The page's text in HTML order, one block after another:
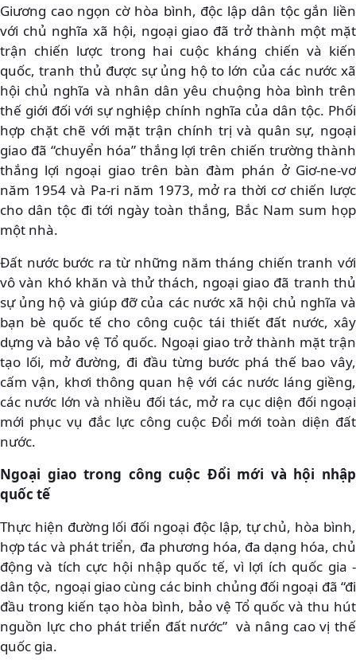
Giương cao ngọn cờ hòa bình, độc lập dân tộc gắn liền
với chủ nghĩa xã hội, ngoại giao đã trở thành một mặt
trận chiến lược trong hai cuộc kháng chiến và kiến
quốc, tranh thủ được sự ủng hộ to lớn của các nước xã
hội chủ nghĩa và nhân dân yêu chuộng hòa bình trên
thế giới đối với sự nghiệp chính nghĩa của dân tộc. Phối
hợp chặt chẽ với mặt trận chính trị và quân sự, ngoại
giao đã “chuyển hóa” thắng lợi trên chiến trường thành
thắng lợi ngoại giao trên bàn đàm phán ở Giơ-ne-vơ
năm 1954 và Pa-ri năm 1973, mở ra thời cơ chiến lược
cho dân tộc đi tới ngày toàn thắng, Bắc Nam sum họp
một nhà.
Đất nước bước ra từ những năm tháng chiến tranh với
vô vàn khó khăn và thử thách, ngoại giao đã tranh thủ
sự ủng hộ và giúp đỡ của các nước xã hội chủ nghĩa và
bạn bè quốc tế cho công cuộc tái thiết đất nước, xây
dựng và bảo vệ Tổ quốc. Ngoại giao trở thành mặt trận
tạo lối, mở đường, đi đầu từng bước phá thế bao vây,
cấm vận, khơi thông quan hệ với các nước láng giềng,
các nước lớn và nhiều đối tác, mở ra cục diện đối ngoại
mới phục vụ đắc lực công cuộc Đổi mới toàn diện đất
nước.
Ngoại giao trong công cuộc Đổi mới và hội nhập
quốc tế
Thực hiện đường lối đối ngoại độc lập, tự chủ, hòa bình,
hợp tác và phát triển, đa phương hóa, đa dạng hóa, chủ
động và tích cực hội nhập quốc tế, vì lợi ích quốc gia -
dân tộc, ngoại giao cùng các binh chủng đối ngoại đã “đi
đầu trong kiến tạo hòa bình, bảo vệ Tổ quốc và thu hút
nguồn lực cho phát triển đất nước” và nâng cao vị thế
quốc gia.